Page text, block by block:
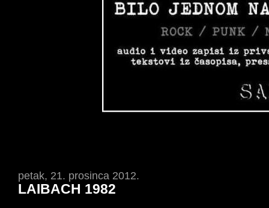
petak, 21. prosinca 2012.
LAIBACH 1982